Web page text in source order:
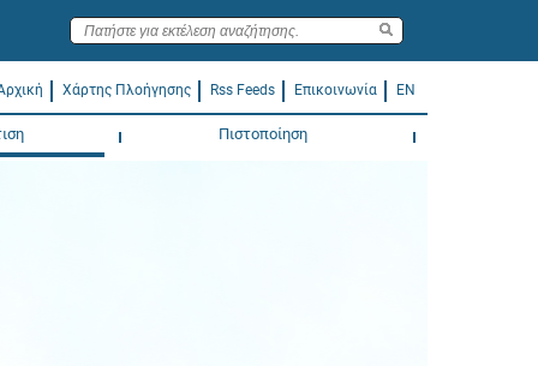
Χάρτης Πλοήγησης Rss Feeds Επικοινωνία EN
Πιστοποίηση